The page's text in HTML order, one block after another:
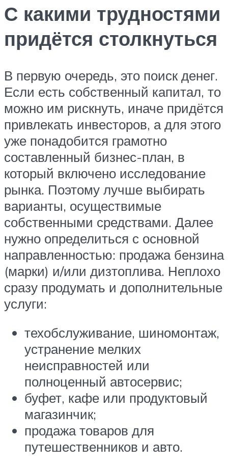
С какими трудностями
придётся столкнуться
В первую очередь, это поиск денег.
Если есть собственный капитал, то
можно им рискнуть, иначе придётся
привлекать инвесторов, а для этого
уже понадобится грамотно
составленный бизнес-план, в
который включено исследование
рынка. Поэтому лучше выбирать
варианты, осуществимые
собственными средствами. Далее
нужно определиться с основной
направленностью: продажа бензина
(марки) и/или дизтоплива. Неплохо
сразу продумать и дополнительные
услуги:
техобслуживание, шиномонтаж,
устранение мелких
неисправностей или
полноценный автосервис;
буфет, кафе или продуктовый
магазинчик;
продажа товаров для
путешественников и авто.